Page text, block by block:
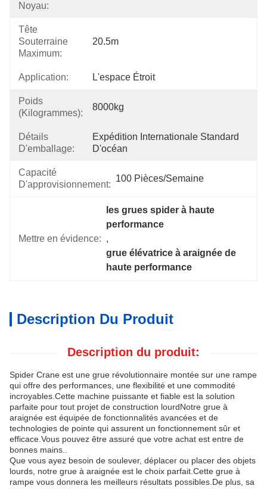
Noyau:
Tête
Souterraine
Maximum:
20.5m
Application: L'espace Étroit
Poids
(kilogrammes):
8000kg
Détails
D'emballage:
Expédition Internationale Standard
D'océan
Capacité
D'approvisionnement:
100 Pièces/semaine
Mettre en évidence:
les grues spider à haute
performance
,
grue élévatrice à araignée de
haute performance
Description Du Produit
Description du produit:
Spider Crane est une grue révolutionnaire montée sur une rampe
qui offre des performances, une flexibilité et une commodité
incroyables.Cette machine puissante et fiable est la solution
parfaite pour tout projet de construction lourdNotre grue à
araignée est équipée de fonctionnalités avancées et de
technologies de pointe qui assurent un fonctionnement sûr et
efficace.Vous pouvez être assuré que votre achat est entre de
bonnes mains..
Que vous ayez besoin de soulever, déplacer ou placer des objets
lourds, notre grue à araignée est le choix parfait.Cette grue à
rampe vous donnera les meilleurs résultats possibles.De plus, sa